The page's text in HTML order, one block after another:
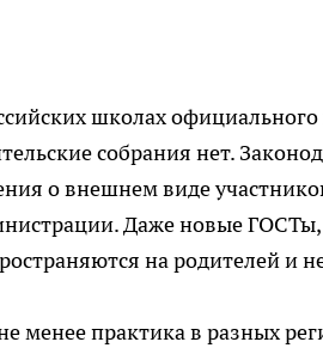
школах официального
собрания нет.
о внешнем виде
Даже новые
на родителей и
менее практика в разных